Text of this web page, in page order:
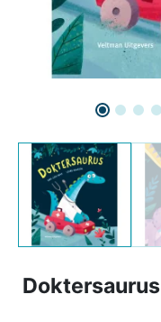
Doktersaurus